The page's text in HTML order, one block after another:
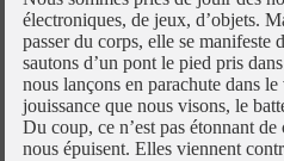
électroniques, de jeux, d’objets.
passer du corps, elle se manifeste
sautons d’un pont le pied pris
nous lançons en parachute dans
jouissance que nous visons, le
Du coup, ce n’est pas étonnant
nous épuisent. Elles viennent